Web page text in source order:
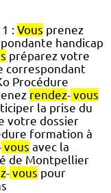
: Vous prenez
handicap
préparez votre
correspondant
Procédure
rendez- vous
la prise du
votre dossier
formation à
vous avec la
de Montpellier
- vous pour